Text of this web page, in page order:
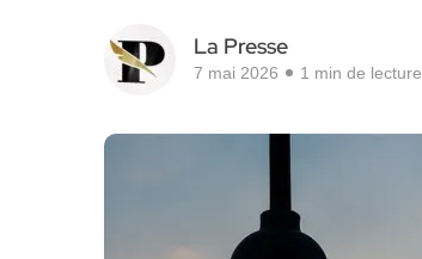
La Presse
7 mai 2026 1 min de lecture